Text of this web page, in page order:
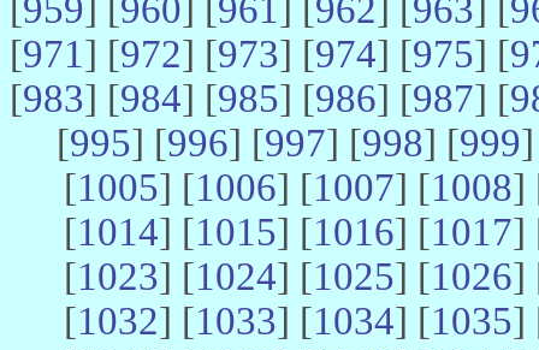
959 960 961 962 963
[971] [972] [973] [974] [975] [
[983] [984] [985] [986] [987] [
[995] [996] [997] [998] [999
[1005] [1006] [1007] [1008]
[1014] [1015] [1016] [1017]
[1023] [1024] [1025] [1026]
[1032] [1033] [1034] [1035]